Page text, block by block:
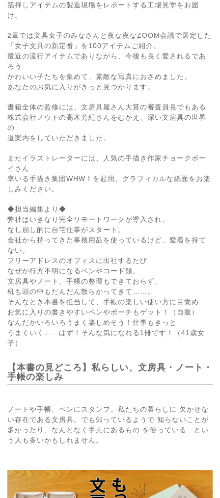
箔押しアイテムの製造現場をレポートする工場見学をお届
け。
2章では文具女子のみなさんと夜な夜なZOOM会議で選定した
「女子文具の新定番」を100アイテムご紹介。
最近の流行アイテムでありながら、今後も長く愛されるであ
ろう
かわいい子たちを集めて、素敵な写真におさめました。
あなたのお気に入りがきっと見つかります。
書籍全体の監修には、文房具屋さん大賞の審査員長でもある
株式会社ノウトの高木芳紀さんをむかえ、深い文房具の世界
の
道案内をしていただきました。
またイラストレーターには、人気の手描き作家チョークボー
イさん
率いる手描き集団WHW！を起用。グラフィカルな紙面をお楽
しみください。
◆担当編集より◆
弊社はいきなり完全リモートワークが導入され、
なし崩し的に自宅仕事がスタート。
会社から持ってきた事務用品を使っているけど、愛着を持て
ない。
フリーアドレスのオフィスに出社するたび
なぜか行方不明になるペンやコード類。
文房具やノート、手帳の整理もできておらず、
机も頭の中もだんだん散らかってきて……。
そんなとき本書を担当して、手帳の楽しい使い方に目覚め
お気に入りの書きやすいペンやポーチもゲット！（自腹）
なんだかいろいろうまく楽しめそう！仕事もきっと
うまくいく……はず！そんな気になれる1冊です！（41歳女
子）
【本書の見どころ】私らしい、文房具・ノート・
手帳の楽しみ
ノートや手帳、ペンにスタンプ。私たちの暮らしに 欠かせな
い存在である文房具。でも知っているようで 知らないことが
多かったり、なんとなく手元にあるもの を使っている…とい
う人も多いかもしれません。